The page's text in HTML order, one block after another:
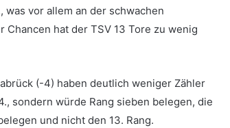
was vor allem an der schwachen
hat der TSV 13 Tore zu wenig
(-4) haben deutlich weniger Zähler
sondern würde Rang sieben belegen, die
und nicht den 13. Rang.